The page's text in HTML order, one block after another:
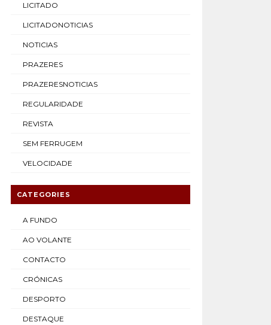
LICITADO
LICITADONOTICIAS
NOTICIAS
PRAZERES
PRAZERESNOTICIAS
REGULARIDADE
REVISTA
SEM FERRUGEM
VELOCIDADE
CATEGORIES
A FUNDO
AO VOLANTE
CONTACTO
CRÓNICAS
DESPORTO
DESTAQUE